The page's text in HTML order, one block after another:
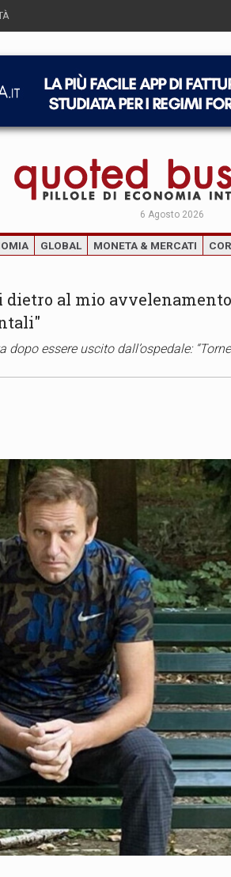
6 Agosto 2026
GLOBAL MONETA & MERCATI
dietro al mio
essere uscito dall’ospedale: